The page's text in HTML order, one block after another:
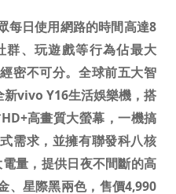
Location
每日使用網路的時間高達8
群、玩遊戲等行為佔最大
密不可分。全球前五大智
新vivo Y16生活娛樂機，搭
HD+高畫質大螢幕 ，一機搞
需求，並擁有聯發科八核
量，提供日夜不間斷的高
、星際黑兩色，售價4,990